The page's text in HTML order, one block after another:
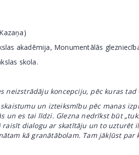
akadēmija, Monumentālās
skola.
neizstrādāju koncepciju, pēc kuras
un izteiksmību pēc manas
un es tai līdzi. Glezna nedrīkst būt
dialogu ar skatītāju un to uzturēt
kā granātābolam. Tam jākļūst